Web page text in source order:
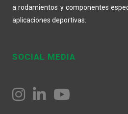
a rodamientos y componentes
aplicaciones deportivas.
SOCIAL MEDIA